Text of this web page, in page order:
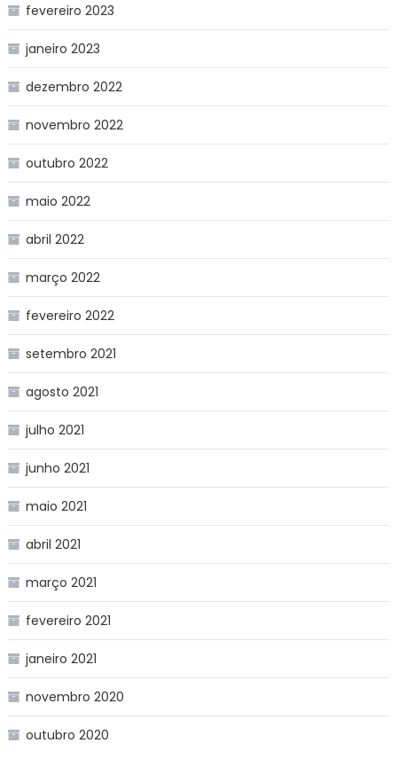
fevereiro 2023
janeiro 2023
dezembro 2022
novembro 2022
outubro 2022
maio 2022
abril 2022
março 2022
fevereiro 2022
setembro 2021
agosto 2021
julho 2021
junho 2021
maio 2021
abril 2021
março 2021
fevereiro 2021
janeiro 2021
novembro 2020
outubro 2020